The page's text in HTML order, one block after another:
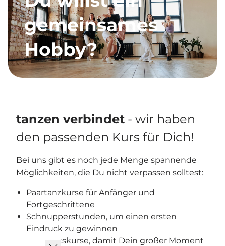
gemeinsames
Hobby?
tanzen verbindet - wir haben
den passenden Kurs für Dich!
Bei uns gibt es noch jede Menge spannende
Möglichkeiten, die Du nicht verpassen solltest:
Paartanzkurse für Anfänger und
Fortgeschrittene
Schnupperstunden, um einen ersten
Eindruck zu gewinnen
Hochzeitskurse, damit Dein großer Moment